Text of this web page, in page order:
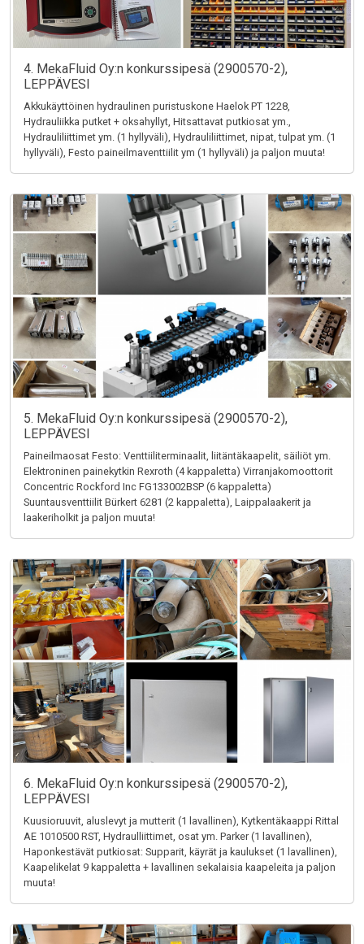
4. MekaFluid Oy:n konkurssipesä (2900570-2),
LEPPÄVESI
Akkukäyttöinen hydraulinen puristuskone Haelok PT 1228,
Hydrauliikka putket + oksahyllyt, Hitsattavat putkiosat ym.,
Hydrauliliittimet ym. (1 hyllyväli), Hydrauliliittimet, nipat, tulpat ym. (1
hyllyväli), Festo paineilmaventtiilit ym (1 hyllyväli) ja paljon muuta!
5. MekaFluid Oy:n konkurssipesä (2900570-2),
LEPPÄVESI
Paineilmaosat Festo: Venttiiliterminaalit, liitäntäkaapelit, säiliöt ym.
Elektroninen painekytkin Rexroth (4 kappaletta) Virranjakomoottorit
Concentric Rockford Inc FG133002BSP (6 kappaletta)
Suuntausventtiilit Bürkert 6281 (2 kappaletta), Laippalaakerit ja
laakeriholkit ja paljon muuta!
6. MekaFluid Oy:n konkurssipesä (2900570-2),
LEPPÄVESI
Kuusioruuvit, aluslevyt ja mutterit (1 lavallinen), Kytkentäkaappi Rittal
AE 1010500 RST, Hydraulliittimet, osat ym. Parker (1 lavallinen),
Haponkestävät putkiosat: Supparit, käyrät ja kaulukset (1 lavallinen),
Kaapelikelat 9 kappaletta + lavallinen sekalaisia kaapeleita ja paljon
muuta!